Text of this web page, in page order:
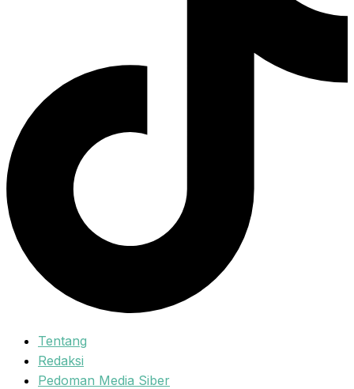
Tentang
Redaksi
Pedoman Media Siber